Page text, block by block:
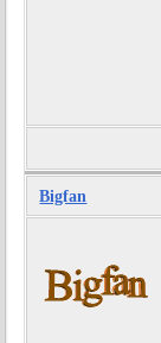
Bigfan